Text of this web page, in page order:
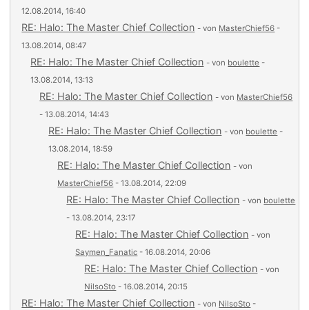
12.08.2014, 16:40
RE: Halo: The Master Chief Collection - von MasterChief56 -
13.08.2014, 08:47
RE: Halo: The Master Chief Collection - von boulette -
13.08.2014, 13:13
RE: Halo: The Master Chief Collection - von MasterChief56
- 13.08.2014, 14:43
RE: Halo: The Master Chief Collection - von boulette -
13.08.2014, 18:59
RE: Halo: The Master Chief Collection - von
MasterChief56 - 13.08.2014, 22:09
RE: Halo: The Master Chief Collection - von boulette
- 13.08.2014, 23:17
RE: Halo: The Master Chief Collection - von
Saymen_Fanatic - 16.08.2014, 20:06
RE: Halo: The Master Chief Collection - von
NilsoSto - 16.08.2014, 20:15
RE: Halo: The Master Chief Collection - von NilsoSto -